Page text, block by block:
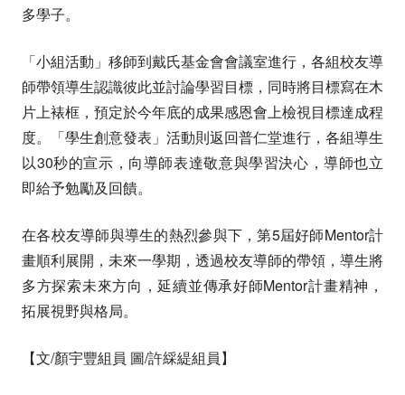
多學子。
「小組活動」移師到戴氏基金會會議室進行，各組校友導
師帶領導生認識彼此並討論學習目標，同時將目標寫在木
片上裱框，預定於今年底的成果感恩會上檢視目標達成程
度。「學生創意發表」活動則返回普仁堂進行，各組導生
以30秒的宣示，向導師表達敬意與學習決心，導師也立
即給予勉勵及回饋。
在各校友導師與導生的熱烈參與下，第5屆好師Mentor計
畫順利展開，未來一學期，透過校友導師的帶領，導生將
多方探索未來方向，延續並傳承好師Mentor計畫精神，
拓展視野與格局。
【文/顏宇豐組員 圖/許綵緹組員】